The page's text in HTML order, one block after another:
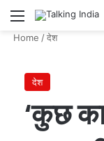
Menu
Home /देश
देश
‘कुछ